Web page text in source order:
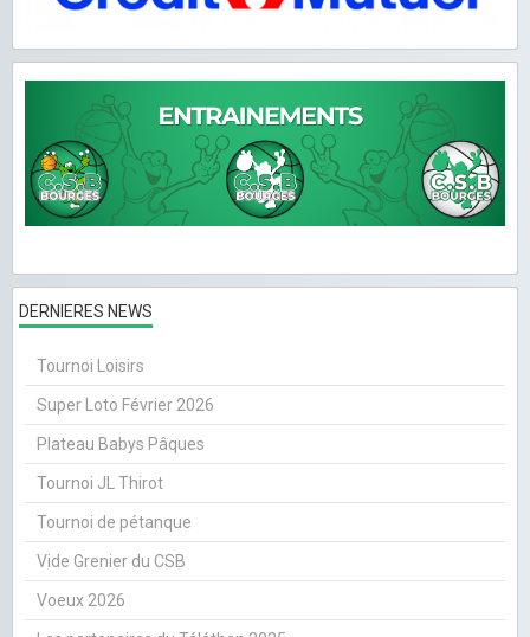
DERNIERES NEWS
Tournoi Loisirs
Super Loto Février 2026
Plateau Babys Pâques
Tournoi JL Thirot
Tournoi de pétanque
Vide Grenier du CSB
Voeux 2026